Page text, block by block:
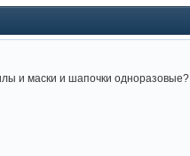
и маски и шапочки одноразовые?